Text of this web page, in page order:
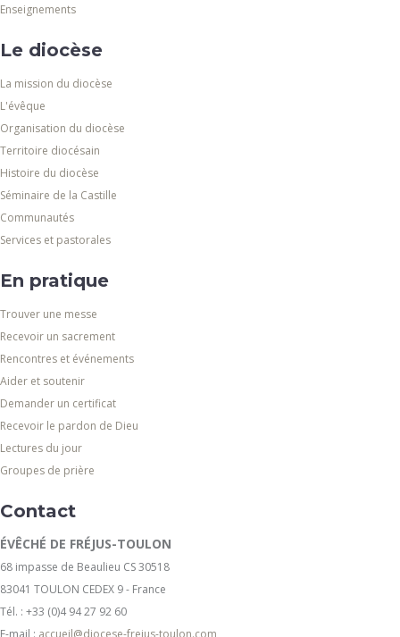
Enseignements
Le diocèse
La mission du diocèse
L'évêque
Organisation du diocèse
Territoire diocésain
Histoire du diocèse
Séminaire de la Castille
Communautés
Services et pastorales
En pratique
Trouver une messe
Recevoir un sacrement
Rencontres et événements
Aider et soutenir
Demander un certificat
Recevoir le pardon de Dieu
Lectures du jour
Groupes de prière
Contact
ÉVÊCHÉ DE FRÉJUS-TOULON
68 impasse de Beaulieu CS 30518
83041 TOULON CEDEX 9 - France
Tél. : +33 (0)4 94 27 92 60
E-mail : accueil@diocese-frejus-toulon.com